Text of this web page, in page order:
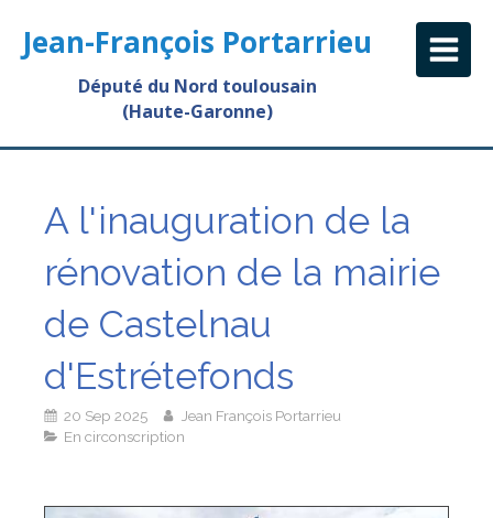
Jean-François Portarrieu
Député du Nord toulousain
(Haute-Garonne)
A l'inauguration de la
rénovation de la mairie
de Castelnau
d'Estrétefonds
20 Sep 2025
Jean François Portarrieu
En circonscription